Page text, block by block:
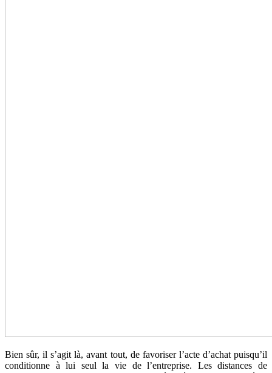
Bien sûr, il s’agit là, avant tout, de favoriser l’acte d’achat puisqu’il
conditionne à lui seul la vie de l’entreprise. Les distances de